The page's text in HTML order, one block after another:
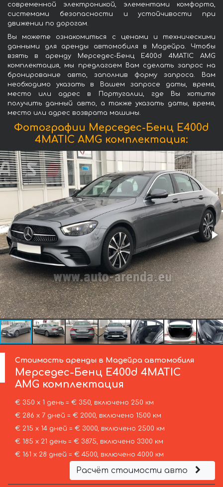
современной электроникой, элементами комфорта,
системами безопасности и устойчивости при
движении по дорогам.
Вы можете ознакомиться с ценами и техническими
данными для аренды автомобиля в Мадейра. Чтобы
взять в аренду Мерседес-Бенц E400d 4MATIC AMG
комплектация, мы предлагаем Вам сделать запрос на
бронирование авто, заполнив форму запроса. Вам
необходимо указать в Вашем запросе даты, время,
место или адрес в Португалии, где Вы хотите
получить данный авто, а также указать даты, время,
место или адрес возврата машины.
Фотографии Мерседес-Бенц E400d
4MATIC AMG комплектация:
Стоимость аренды в Мадейра автомобиля
Мерседес-Бенц E400d 4MATIC
AMG комплектация
€ 350 х 1 день = € 350, включено 250 км
€ 286 х 7 дней = € 2000, включено 1500 км
€ 215 х 14 дней = € 3000, включено 2500 км
€ 185 х 21 день = € 3875, включено 3300 км
€ 161 х 28 дней = € 4500, включено 4000 км
Расчёт стоимости авто